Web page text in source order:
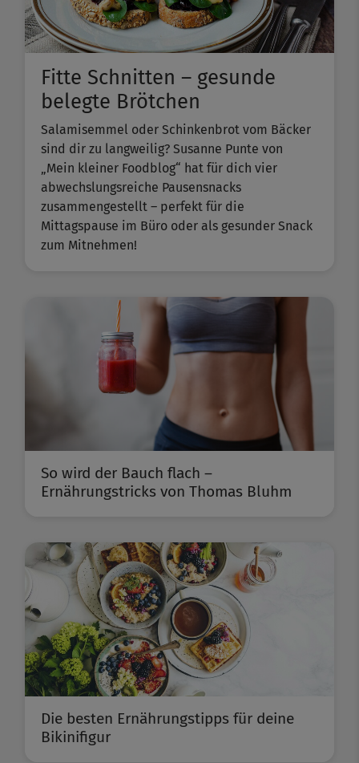
Fitte Schnitten – gesunde
belegte Brötchen
Salamisemmel oder Schinkenbrot vom Bäcker
sind dir zu langweilig? Susanne Punte von
„Mein kleiner Foodblog“ hat für dich vier
abwechslungsreiche Pausensnacks
zusammengestellt – perfekt für die
Mittagspause im Büro oder als gesunder Snack
zum Mitnehmen!
So wird der Bauch flach –
Ernährungstricks von Thomas Bluhm
Die besten Ernährungstipps für deine
Bikinifigur